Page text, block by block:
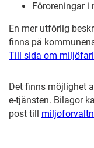
Föroreningar i
En mer utförlig
finns på
Till sida om
Det finns möjlighet
e-tjänsten. Bilagor
post till